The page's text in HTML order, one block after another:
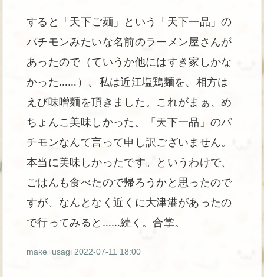
すると「天下ご麺」という「天下一品」の
パチモンみたいな名前のラーメン屋さんが
あったので（ていうか他にはすき家しかな
かった……）、私は近江塩鶏麺を、相方は
えび味噌麺を頂きました。これがまぁ、め
ちょんこ美味しかった。「天下一品」のパ
チモンなんて言って申し訳ございません。
本当に美味しかったです。というわけで、
ごはんも食べたので帰ろうかと思ったので
すが、なんとなく近くに大津港があったの
で行ってみると……続く。合掌。
make_usagi 2022-07-11 18:00